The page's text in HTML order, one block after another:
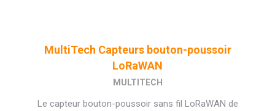
MultiTech Capteurs bouton-poussoir
LoRaWAN
MULTITECH
Le capteur bouton-poussoir sans fil LoRaWAN de